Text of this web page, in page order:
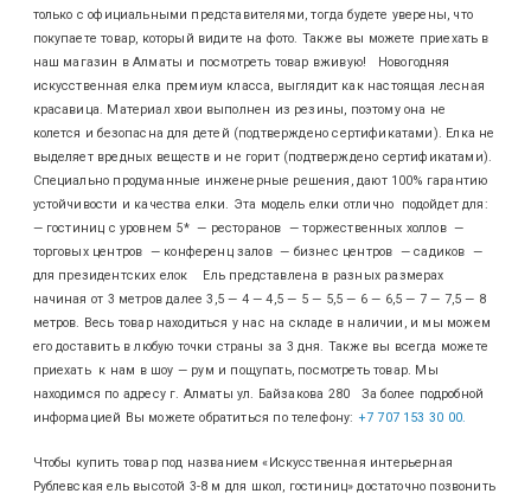
только с официальными представителями, тогда будете уверены, что
покупаете товар, который видите на фото. Также вы можете приехать в
наш магазин в Алматы и посмотреть товар вживую! Новогодняя
искусственная елка премиум класса, выглядит как настоящая лесная
красавица. Материал хвои выполнен из резины, поэтому она не
колется и безопасна для детей (подтверждено сертификатами). Елка не
выделяет вредных веществ и не горит (подтверждено сертификатами).
Специально продуманные инженерные решения, дают 100% гарантию
устойчивости и качества елки. Эта модель елки отлично подойдет для:
— гостиниц с уровнем 5* — ресторанов — торжественных холлов —
торговых центров — конференц залов — бизнес центров — садиков —
для президентских елок Ель представлена в разных размерах
начиная от 3 метров далее 3,5 — 4 — 4,5 — 5 — 5,5 — 6 — 6,5 — 7 — 7,5 — 8
метров. Весь товар находиться у нас на складе в наличии, и мы можем
его доставить в любую точки страны за 3 дня. Также вы всегда можете
приехать к нам в шоу — рум и пощупать, посмотреть товар. Мы
находимся по адресу г. Алматы ул. Байзакова 280 За более подробной
информацией Вы можете обратиться по телефону: +7 707 153 30 00.
Чтобы купить товар под названием «Искусственная интерьерная
Рублевская ель высотой 3-8 м для школ, гостиниц» достаточно позвонить